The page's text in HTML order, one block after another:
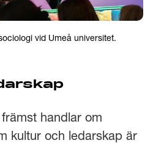
vid Umeå universitet.
handlar om
kultur och ledarskap är